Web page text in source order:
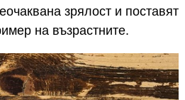
зрялост и поставят
на възрастните.